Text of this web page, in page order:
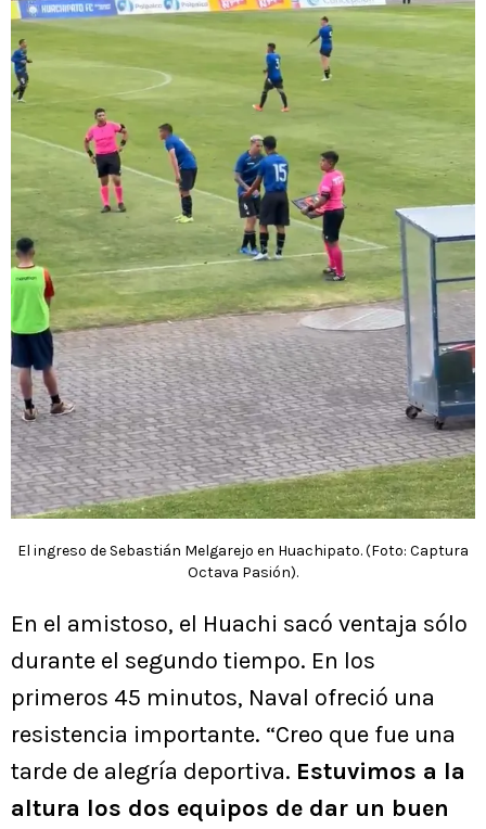
El ingreso de Sebastián Melgarejo en Huachipato. (Foto: Captura
Octava Pasión).
En el amistoso, el Huachi sacó ventaja sólo
durante el segundo tiempo. En los
primeros 45 minutos, Naval ofreció una
resistencia importante. “Creo que fue una
tarde de alegría deportiva. Estuvimos a la
altura los dos equipos de dar un buen